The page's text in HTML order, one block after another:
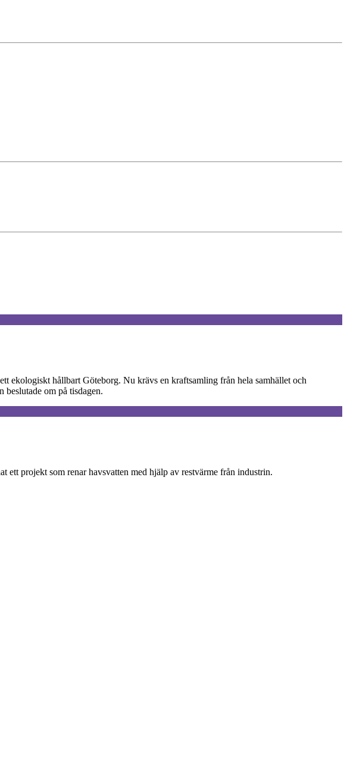
ekologiskt hållbart Göteborg. Nu krävs en kraftsamling från hela samhället och
om på tisdagen.
projekt som renar havsvatten med hjälp av restvärme från industrin.